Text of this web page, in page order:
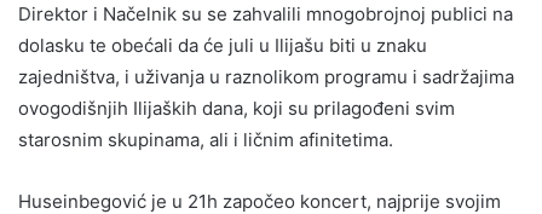
Direktor i Načelnik su se zahvalili mnogobrojnoj publici na
dolasku te obećali da će juli u Ilijašu biti u znaku
zajedništva, i uživanja u raznolikom programu i sadržajima
ovogodišnjih Ilijaških dana, koji su prilagođeni svim
starosnim skupinama, ali i ličnim afinitetima.
Huseinbegović je u 21h započeo koncert, najprije svojim